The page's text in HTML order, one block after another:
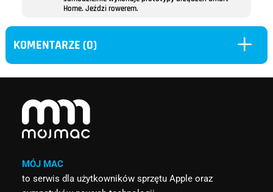
Home. Jeździ rowerem.
KOMENTARZE (0) L
MÓJ MAC
to serwis dla użytkowników sprzętu Apple oraz